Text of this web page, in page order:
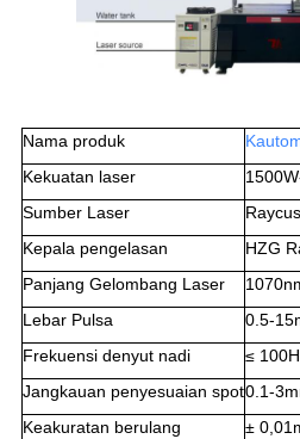
Nama produk Kau
Kekuatan laser
Sumber Laser
Kepala pengelasan
HZG
Panjang Gelombang Laser
Lebar Pulsa
0.5-
Frekuensi denyut nadi
≤
Jangkauan penyesuaian spot0.1-
Keakuratan berulang
±